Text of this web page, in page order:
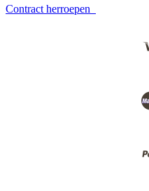
Contract herroepen